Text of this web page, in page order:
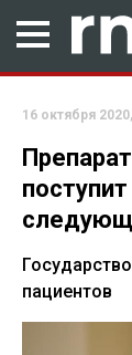
16 октября
пациентов